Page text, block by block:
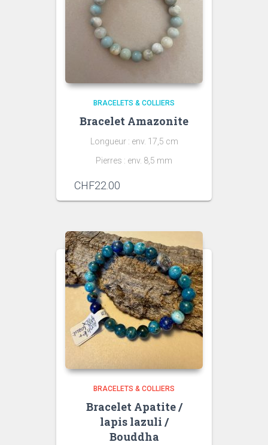
BRACELETS & COLLIERS
Bracelet Amazonite
Longueur : env. 17,5 cm
Pierres : env. 8,5 mm
CHF22.00
BRACELETS & COLLIERS
Bracelet Apatite /
lapis lazuli /
Bouddha